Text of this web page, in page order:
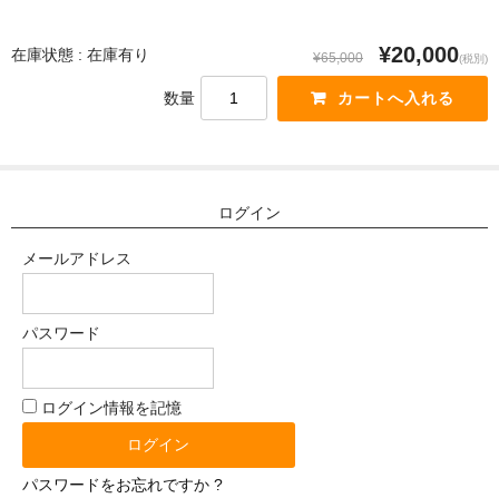
0-10kg
材質選択
シリコン
ぬいぐるみ（布）
在庫状態 : 在庫有り ¥65,000 ¥20,000(税別)
数量
ログイン
メールアドレス
パスワード
ログイン情報を記憶
パスワードをお忘れですか ?